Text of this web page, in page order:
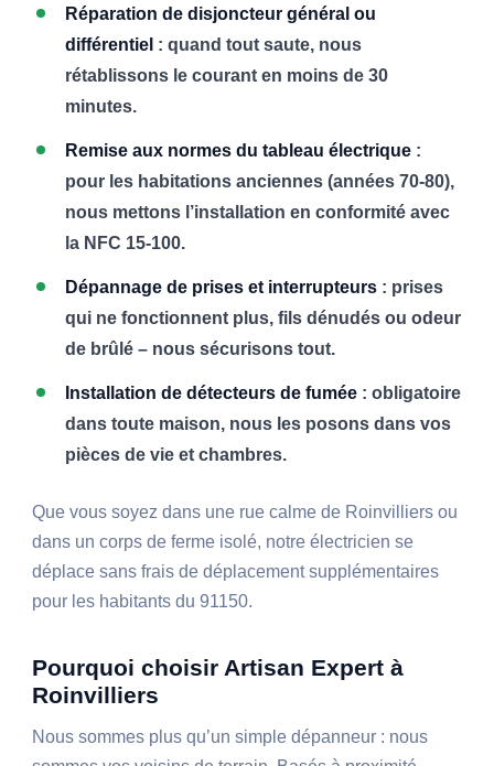
Réparation de disjoncteur général ou
différentiel : quand tout saute, nous
rétablissons le courant en moins de 30
minutes.
Remise aux normes du tableau électrique :
pour les habitations anciennes (années 70-80),
nous mettons l’installation en conformité avec
la NFC 15-100.
Dépannage de prises et interrupteurs : prises
qui ne fonctionnent plus, fils dénudés ou odeur
de brûlé – nous sécurisons tout.
Installation de détecteurs de fumée : obligatoire
dans toute maison, nous les posons dans vos
pièces de vie et chambres.
Que vous soyez dans une rue calme de Roinvilliers ou
dans un corps de ferme isolé, notre électricien se
déplace sans frais de déplacement supplémentaires
pour les habitants du 91150.
Pourquoi choisir Artisan Expert à
Roinvilliers
Nous sommes plus qu’un simple dépanneur : nous